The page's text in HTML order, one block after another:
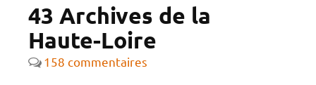
43 Archives de la
Haute-Loire
158 commentaires